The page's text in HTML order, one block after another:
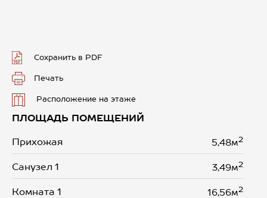
Сохранить в PDF
Печать
Расположение на этаже
ПЛОЩАДЬ ПОМЕЩЕНИЙ
Прихожая 5,48м2
Санузел 1 3,49м2
Комната 1 16,56м2